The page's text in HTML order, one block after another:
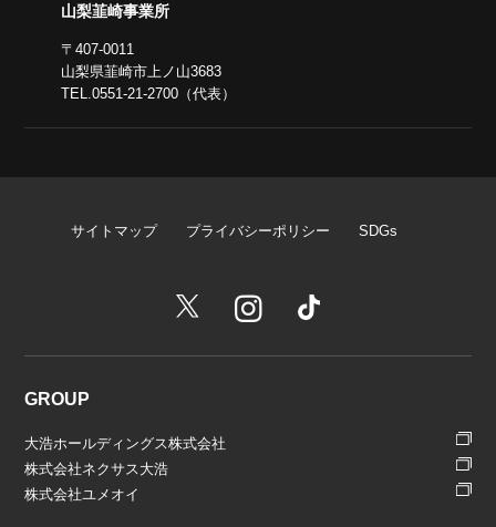
山梨韮崎事業所
〒407-0011
山梨県韮崎市上ノ山3683
TEL.0551-21-2700（代表）
サイトマップ プライバシーポリシー SDGs
GROUP
大浩ホールディングス株式会社
株式会社ネクサス大浩
株式会社ユメオイ